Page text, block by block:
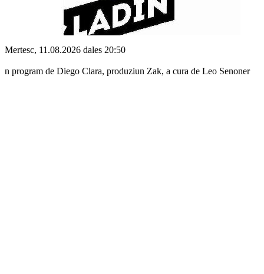
Mertesc, 11.08.2026 dales 20:50
n program de Diego Clara, produziun Zak, a cura de Leo Senoner